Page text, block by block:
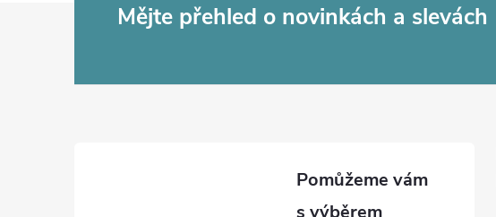
Mějte přehled o novinkách a slevách